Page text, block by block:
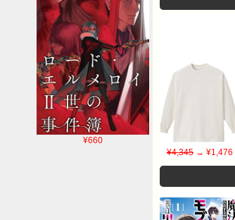
¥660
¥4,345 → ¥1,476